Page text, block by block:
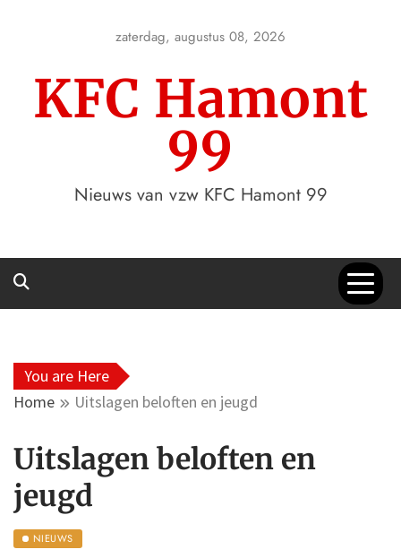
zaterdag, augustus 08, 2026
KFC Hamont
99
Nieuws van vzw KFC Hamont 99
You are Here
Home
Uitslagen beloften en jeugd
Uitslagen beloften en
jeugd
NIEUWS